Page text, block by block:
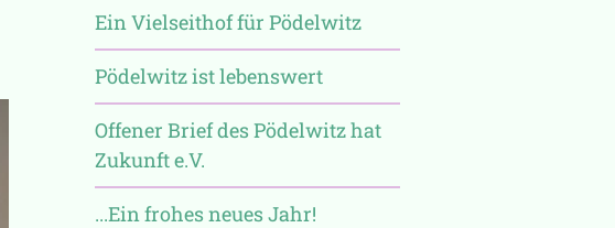
Ein Vielseithof für Pödelwitz
Pödelwitz ist lebenswert
Offener Brief des Pödelwitz hat
Zukunft e.V.
...Ein frohes neues Jahr!